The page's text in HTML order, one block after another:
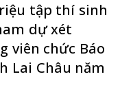
tập thí sinh
dự xét
viên chức Báo
Lai Châu năm